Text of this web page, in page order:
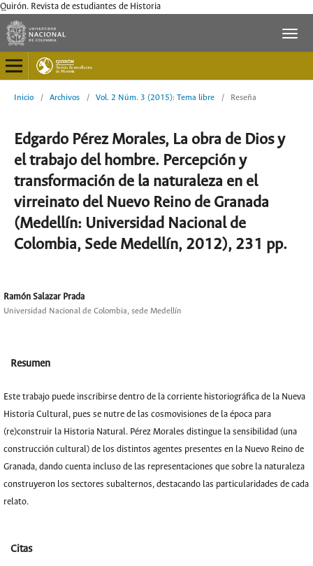
Quirón. Revista de estudiantes de Historia
Inicio / Archivos / Vol. 2 Núm. 3 (2015): Tema libre / Reseña
Edgardo Pérez Morales, La obra de Dios y
el trabajo del hombre. Percepción y
transformación de la naturaleza en el
virreinato del Nuevo Reino de Granada
(Medellín: Universidad Nacional de
Colombia, Sede Medellín, 2012), 231 pp.
Ramón Salazar Prada
Universidad Nacional de Colombia, sede Medellín
Resumen
Este trabajo puede inscribirse dentro de la corriente historiográfica de la Nueva
Historia Cultural, pues se nutre de las cosmovisiones de la época para
(re)construir la Historia Natural. Pérez Morales distingue la sensibilidad (una
construcción cultural) de los distintos agentes presentes en la Nuevo Reino de
Granada, dando cuenta incluso de las representaciones que sobre la naturaleza
construyeron los sectores subalternos, destacando las particularidades de cada
relato.
Citas